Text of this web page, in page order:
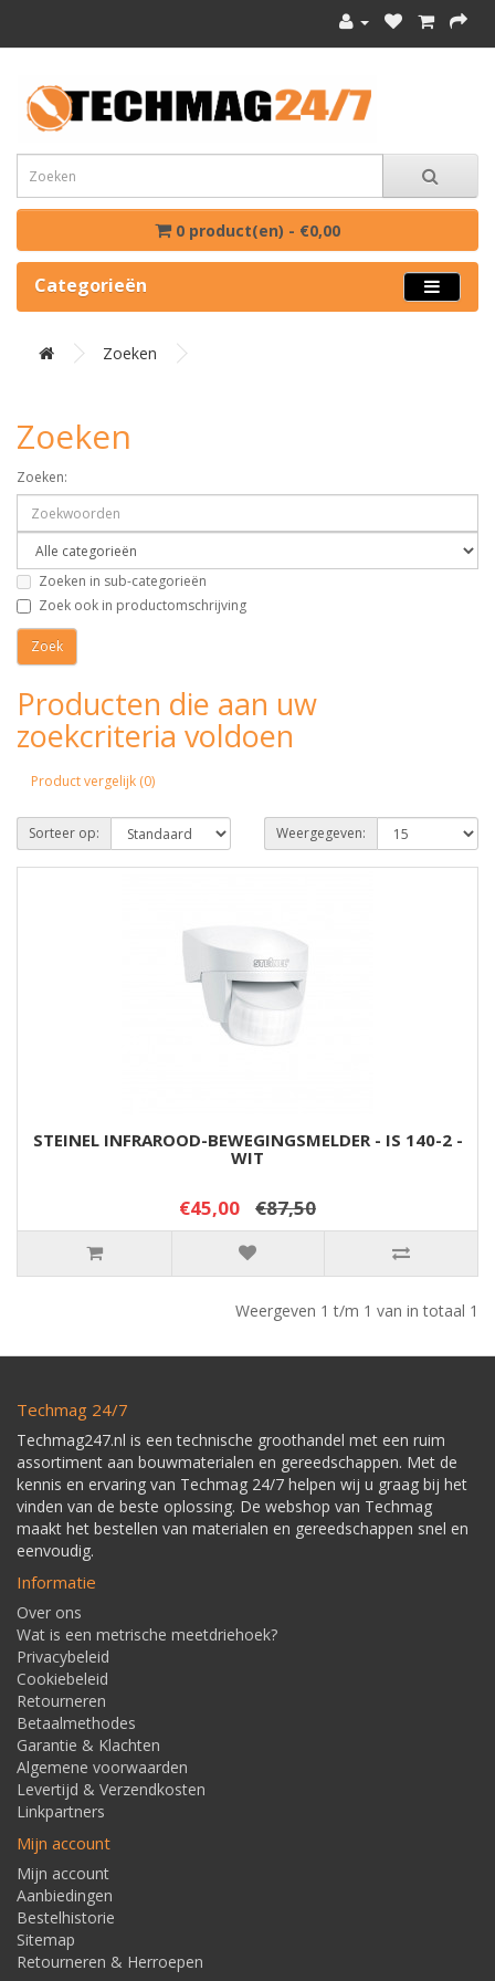
0 product(en) - €0,00
Categorieën
Zoeken
Zoeken
Zoeken:
Zoeken in sub-categorieën
Zoek ook in productomschrijving
Producten die aan uw
zoekcriteria voldoen
Product vergelijk (0)
Sorteer op: Weergegeven:
STEINEL INFRAROOD-BEWEGINGSMELDER - IS 140-2 -
WIT
€45,00 €87,50
Weergeven 1 t/m 1 van in totaal 1
Techmag 24/7
Techmag247.nl is een technische groothandel met een ruim
assortiment aan bouwmaterialen en gereedschappen. Met de
kennis en ervaring van Techmag 24/7 helpen wij u graag bij het
vinden van de beste oplossing. De webshop van Techmag
maakt het bestellen van materialen en gereedschappen snel en
eenvoudig.
Informatie
Over ons
Wat is een metrische meetdriehoek?
Privacybeleid
Cookiebeleid
Retourneren
Betaalmethodes
Garantie & Klachten
Algemene voorwaarden
Levertijd & Verzendkosten
Linkpartners
Mijn account
Mijn account
Aanbiedingen
Bestelhistorie
Sitemap
Retourneren & Herroepen